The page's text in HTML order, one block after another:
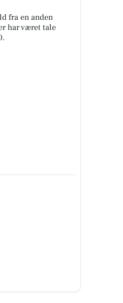
fra en anden
har været tale